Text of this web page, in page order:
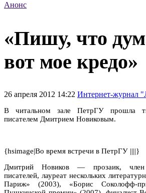
Анонс
«Пишу, что
вот мое кредо»
26 апреля 2012 14:22 Интернет-журнал
В читальном зале ПетрГУ прошла
писателем Дмитрием Новиковым.
{hsimage|Во время встречи в ПетрГУ ||||}
Дмитрий Новиков — прозаик, член
писателей, лауреат нескольких
Париж» (2003), «Борис Соколофф-